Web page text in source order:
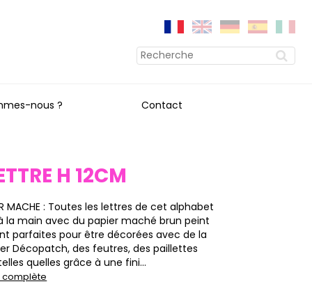
nous ? Contact
H 12CM
MACHE : Toutes les lettres de cet alphabet
la main avec du papier maché brun peint
parfaites pour être décorées avec de la
Décopatch, des feutres, des paillettes
quelles grâce à une fini...
complète